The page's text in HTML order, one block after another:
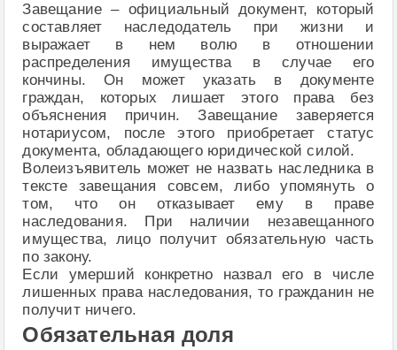
Завещание – официальный документ, который
составляет наследодатель при жизни и
выражает в нем волю в отношении
распределения имущества в случае его
кончины. Он может указать в документе
граждан, которых лишает этого права без
объяснения причин. Завещание заверяется
нотариусом, после этого приобретает статус
документа, обладающего юридической силой.
Волеизъявитель может не назвать наследника в
тексте завещания совсем, либо упомянуть о
том, что он отказывает ему в праве
наследования. При наличии незавещанного
имущества, лицо получит обязательную часть
по закону.
Если умерший конкретно назвал его в числе
лишенных права наследования, то гражданин не
получит ничего.
Обязательная доля